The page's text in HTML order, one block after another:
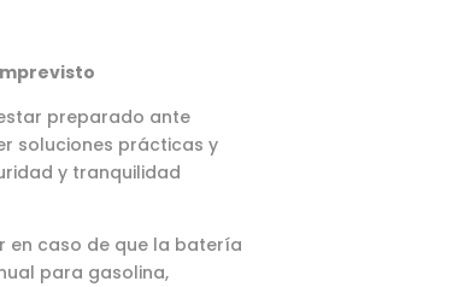
preparado ante
soluciones prácticas y
y tranquilidad
en caso de que la batería
para gasolina,